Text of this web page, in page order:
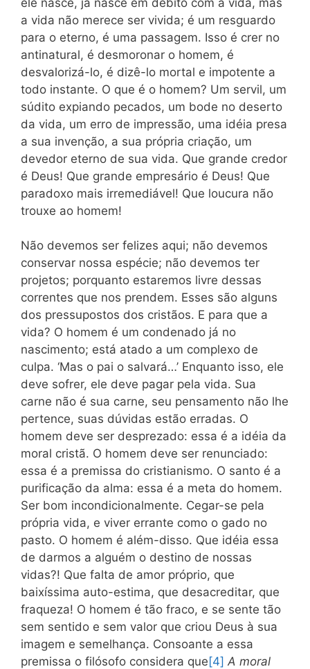
a vida não merece ser vivida; é um resguardo
para o eterno, é uma passagem. Isso é crer no
antinatural, é desmoronar o homem, é
desvalorizá-lo, é dizê-lo mortal e impotente a
todo instante. O que é o homem? Um servil, um
súdito expiando pecados, um bode no deserto
da vida, um erro de impressão, uma idéia presa
a sua invenção, a sua própria criação, um
devedor eterno de sua vida. Que grande credor
é Deus! Que grande empresário é Deus! Que
paradoxo mais irremediável! Que loucura não
trouxe ao homem!
Não devemos ser felizes aqui; não devemos
conservar nossa espécie; não devemos ter
projetos; porquanto estaremos livre dessas
correntes que nos prendem. Esses são alguns
dos pressupostos dos cristãos. E para que a
vida? O homem é um condenado já no
nascimento; está atado a um complexo de
culpa. ‘Mas o pai o salvará…’ Enquanto isso, ele
deve sofrer, ele deve pagar pela vida. Sua
carne não é sua carne, seu pensamento não lhe
pertence, suas dúvidas estão erradas. O
homem deve ser desprezado: essa é a idéia da
moral cristã. O homem deve ser renunciado:
essa é a premissa do cristianismo. O santo é a
purificação da alma: essa é a meta do homem.
Ser bom incondicionalmente. Cegar-se pela
própria vida, e viver errante como o gado no
pasto. O homem é além-disso. Que idéia essa
de darmos a alguém o destino de nossas
vidas?! Que falta de amor próprio, que
baixíssima auto-estima, que desacreditar, que
fraqueza! O homem é tão fraco, e se sente tão
sem sentido e sem valor que criou Deus à sua
imagem e semelhança. Consoante a essa
premissa o filósofo considera que [4] A moral